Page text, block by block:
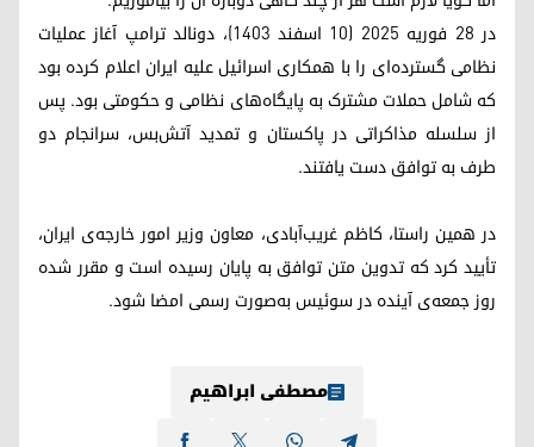
در ۲۸ فوریه ۲۰۲۵ (۱۰ اسفند ۱۴۰۳)، دونالد ترامپ آغاز عملیات
نظامی گسترده‌ای را با همکاری اسرائیل علیه ایران اعلام کرده بود
که شامل حملات مشترک به پایگاه‌های نظامی و حکومتی بود. پس
از سلسله مذاکراتی در پاکستان و تمدید آتش‌بس، سرانجام دو
طرف به توافق دست یافتند.
در همین راستا، کاظم غریب‌آبادی، معاون وزیر امور خارجه‌ی ایران،
تأیید کرد که تدوین متن توافق به پایان رسیده است و مقرر شده
روز جمعه‌ی آینده در سوئیس به‌صورت رسمی امضا شود.
مصطفی ابراهیم